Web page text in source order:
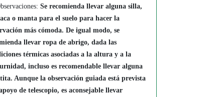
Se recomienda llevar alguna silla,
o manta para el suelo para hacer la
más cómoda. De igual modo, se
llevar ropa de abrigo, dada las
térmicas asociadas a la altura y a la
incluso es recomendable llevar alguna
Aunque la observación guiada está prevista
de telescopio, es aconsejable llevar